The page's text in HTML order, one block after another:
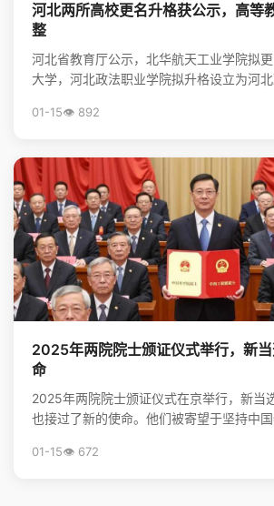
河北两所高校更名升格获公示，高等
整
河北省教育厅公示，北华航天工业学院拟
大学，河北政法职业学院拟升格设立为河
01-15👁️ 892
2025年两院院士颁证仪式举行，新
命
2025年两院院士颁证仪式在京举行，新当
也接过了新的使命。他们被寄望于坚持中
01-15👁️ 672